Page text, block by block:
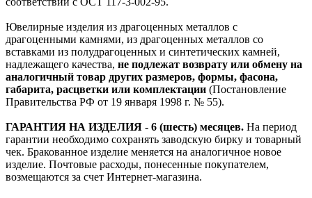
Ювелирные изделия из драгоценных металлов с
драгоценными камнями, из драгоценных металлов со
вставками из полудрагоценных и синтетических камней,
надлежащего качества, не подлежат возврату или обмену на
аналогичный товар других размеров, формы, фасона,
габарита, расцветки или комплектации (Постановление
Правительства РФ от 19 января 1998 г. № 55).
ГАРАНТИЯ НА ИЗДЕЛИЯ - 6 (шесть) месяцев. На период
гарантии необходимо сохранять заводскую бирку и товарный
чек. Бракованное изделие меняется на аналогичное новое
изделие. Почтовые расходы, понесенные покупателем,
возмещаются за счет Интернет-магазина.